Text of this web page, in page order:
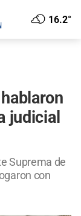
16.2°
judicial
Suprema de
con